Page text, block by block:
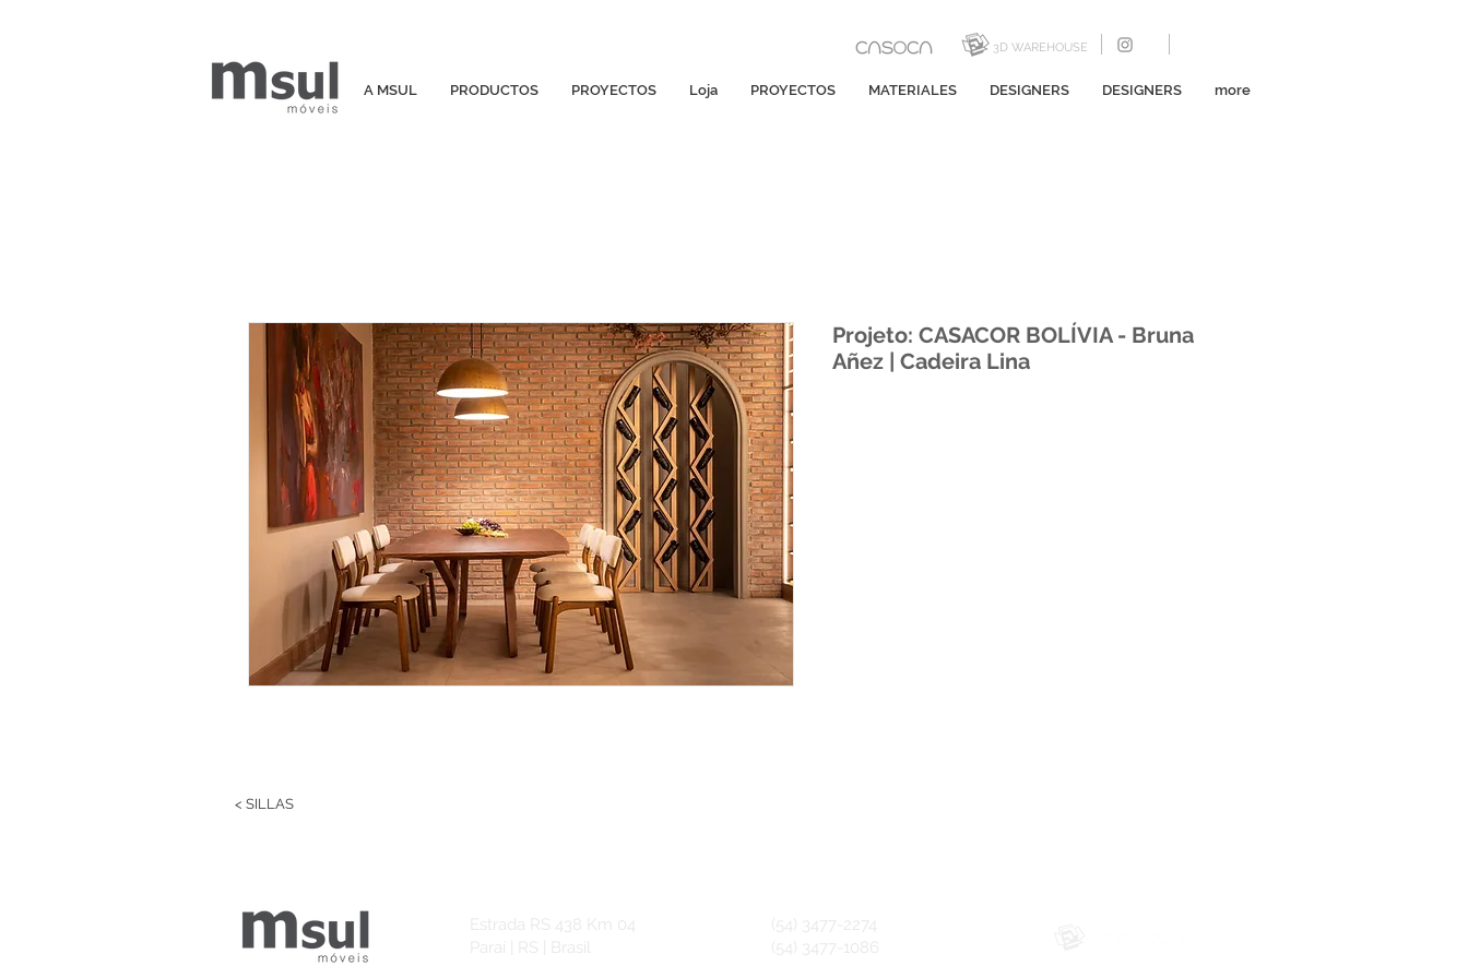
A MSUL PRODUCTOS PROYECTOS Loja PROYECTOS MATERIALES DESIGNERS DESIGNERS more
3D WAREHOUSE
Projeto: CASACOR BOLÍVIA - Bruna
Añez | Cadeira Lina
< SILLAS
Estrada RS 438 Km 04
Paraí | RS | Brasil
(54) 3477-2274
(54) 3477-1086